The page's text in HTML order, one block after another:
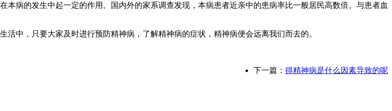
病的发生中起一定的作用。国内外的家系调查发现，本病患者近亲中的患病率比一般居民高数倍。与患者血
，只要大家及时进行预防精神病，了解精神病的症状，精神病便会远离我们而去的。
下一篇： 得精神病是什么因素导致的呢